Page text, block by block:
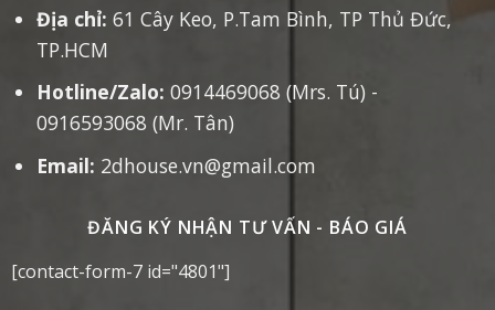
Địa chỉ: 61 Cây Keo, P.Tam Bình, TP Thủ Đức,
TP.HCM
Hotline/Zalo: 0914469068 (Mrs. Tú) -
0916593068 (Mr. Tân)
Email: 2dhouse.vn@gmail.com
ĐĂNG KÝ NHẬN TƯ VẤN - BÁO GIÁ
[contact-form-7 id="4801"]